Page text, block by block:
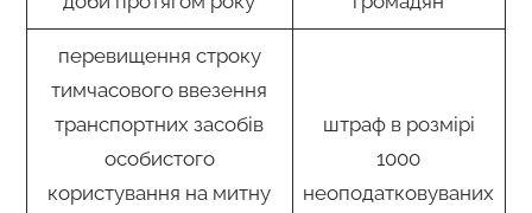
перевищення строку
тимчасового ввезення
транспортних засобів
особистого
користування на митну
штраф в розмірі
1000
неоподатковуваних